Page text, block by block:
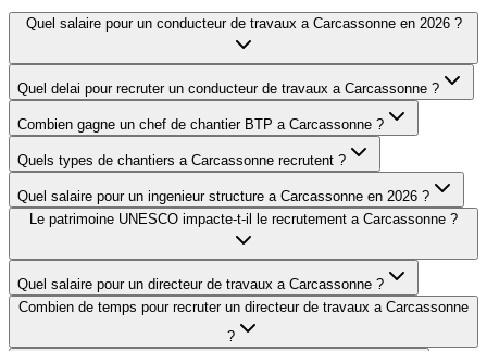
Quel salaire pour un conducteur de travaux a Carcassonne en 2026 ?
Quel delai pour recruter un conducteur de travaux a Carcassonne ?
Combien gagne un chef de chantier BTP a Carcassonne ?
Quels types de chantiers a Carcassonne recrutent ?
Quel salaire pour un ingenieur structure a Carcassonne en 2026 ?
Le patrimoine UNESCO impacte-t-il le recrutement a Carcassonne ?
Quel salaire pour un directeur de travaux a Carcassonne ?
Combien de temps pour recruter un directeur de travaux a Carcassonne
?